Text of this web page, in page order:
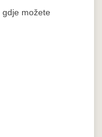
možete